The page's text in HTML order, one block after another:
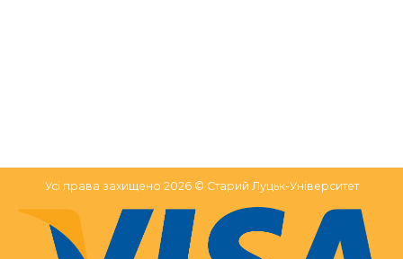
Усі права захищено 2026 © Старий Луцьк-Університет